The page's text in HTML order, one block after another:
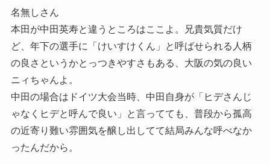
名無しさん
本田が中田英寿と違うところはここよ。兄貴気質だけ
ど、年下の選手に「けいすけくん」と呼ばせられる人柄
の良さというかとっつきやすさもある、大阪の気の良い
ニィちゃんよ。
中田の場合はドイツ大会当時、中田自身が「ヒデさんじ
ゃなくヒデと呼んで良い」と言ってても、普段から孤高
の近寄り難い雰囲気を醸し出してて結局みんな呼べなか
ったんだから。